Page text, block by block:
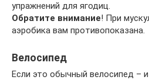
упражнений для ягодиц.
Обратите внимание! При
аэробика вам противопоказана.
Велосипед
Если это обычный велосипед –